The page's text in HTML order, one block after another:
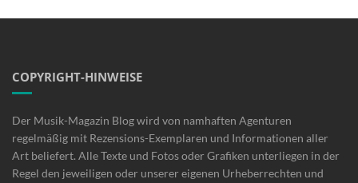
COPYRIGHT-HINWEISE
Der Musik-Magazin Blog wird von namhaften Agenturen
regelmäßig mit Rezensions-Exemplaren und Informationen aller
Art beliefert. Alle Texte und Fotos oder Grafiken unterliegen in der
Regel den jeweiligen oder unserer eigenen Urheberrechten und